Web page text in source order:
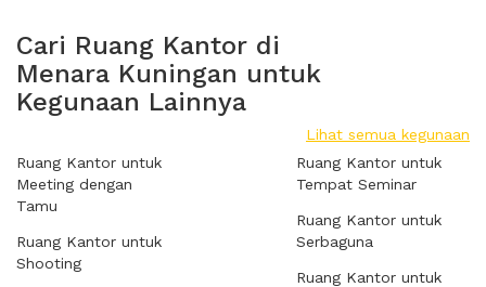
Cari Ruang Kantor di
Menara Kuningan untuk
Kegunaan Lainnya
Lihat semua kegunaan
Ruang Kantor untuk
Meeting dengan
Tamu
Ruang Kantor untuk
Shooting
Ruang Kantor untuk
Tempat Seminar
Ruang Kantor untuk
Serbaguna
Ruang Kantor untuk